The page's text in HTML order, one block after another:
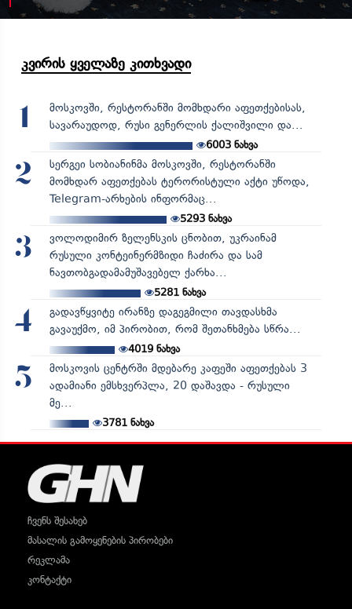
კვირის ყველაზე კითხვადი
1
მოსკოვში, რესტორანში მომხდარი აფეთქებისას,
სავარაუდოდ, რუსი გენერლის ქალიშვილი და...
6003 ნახვა
2
სერგეი სობიანინმა მოსკოვში, რესტორანში
მომხდარ აფეთქებას ტერორისტული აქტი უწოდა,
Telegram-არხების ინფორმაც...
5293ნახვა
3
ვოლოდიმირ ზელენსკის ცნობით, უკრაინამ
რუსული კონტეინერმზიდი ჩაძირა და სამ
ნავთობგადამამუშავებელ ქარხა...
5281ნახვა
4
გადავწყვიტე ირანზე დაგეგმილი თავდასხმა
გავაუქმო, იმ პირობით, რომ შეთანხმება სწრა...
4019ნახვა
5
მოსკოვის ცენტრში მდებარე კაფეში აფეთქებას 3
ადამიანი ემსხვერპლა, 20 დაშავდა - რუსული
მე...
3781ნახვა
ჩვენს შესახებ
მასალის გამოყენების პირობები
რეკლამა
კონტაქტი